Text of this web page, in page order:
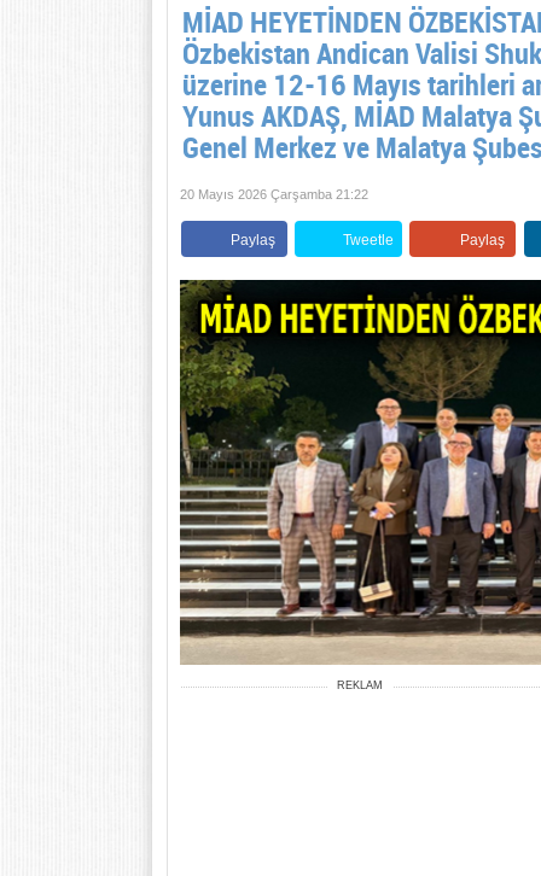
MİAD HEYETİNDEN
Özbekistan Andican Valisi
üzerine 12-16 Mayıs tarihleri
Yunus AKDAŞ, MİAD Malatya
Genel Merkez ve Malatya
20 Mayıs 2026 Çarşamba 21:22
Paylaş Tweetle Paylaş
REKLAM